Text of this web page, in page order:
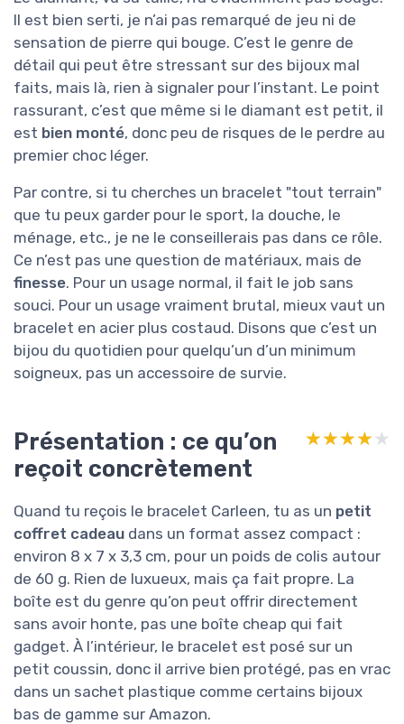
Il est bien serti, je n’ai pas remarqué de jeu ni de
sensation de pierre qui bouge. C’est le genre de
détail qui peut être stressant sur des bijoux mal
faits, mais là, rien à signaler pour l’instant. Le point
rassurant, c’est que même si le diamant est petit, il
est bien monté, donc peu de risques de le perdre au
premier choc léger.
Par contre, si tu cherches un bracelet "tout terrain"
que tu peux garder pour le sport, la douche, le
ménage, etc., je ne le conseillerais pas dans ce rôle.
Ce n’est pas une question de matériaux, mais de
finesse. Pour un usage normal, il fait le job sans
souci. Pour un usage vraiment brutal, mieux vaut un
bracelet en acier plus costaud. Disons que c’est un
bijou du quotidien pour quelqu’un d’un minimum
soigneux, pas un accessoire de survie.
Présentation : ce qu’on
reçoit concrètement
★★★★★
★★★★★
Quand tu reçois le bracelet Carleen, tu as un petit
coffret cadeau dans un format assez compact :
environ 8 x 7 x 3,3 cm, pour un poids de colis autour
de 60 g. Rien de luxueux, mais ça fait propre. La
boîte est du genre qu’on peut offrir directement
sans avoir honte, pas une boîte cheap qui fait
gadget. À l’intérieur, le bracelet est posé sur un
petit coussin, donc il arrive bien protégé, pas en vrac
dans un sachet plastique comme certains bijoux
bas de gamme sur Amazon.